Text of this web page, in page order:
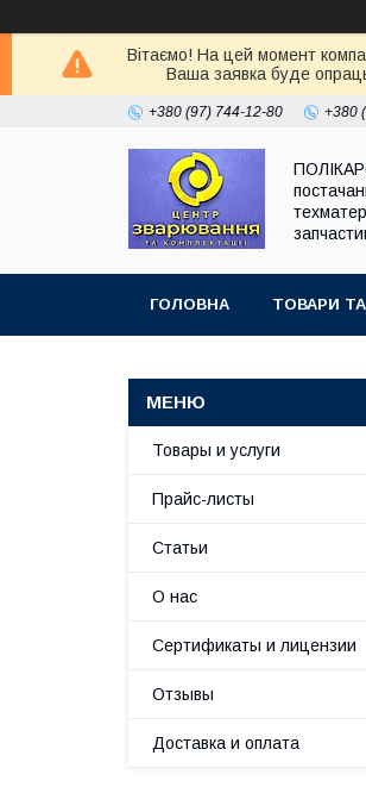
Вітаємо! На цей момент
Ваша заявка буде
+380 (97) 744-12-80 +380
ГОЛОВНА ТОВАРИ
Товары и услуги
Прайс-листы
Статьи
О нас
Сертификаты и лицензии
Отзывы
Доставка и оплата